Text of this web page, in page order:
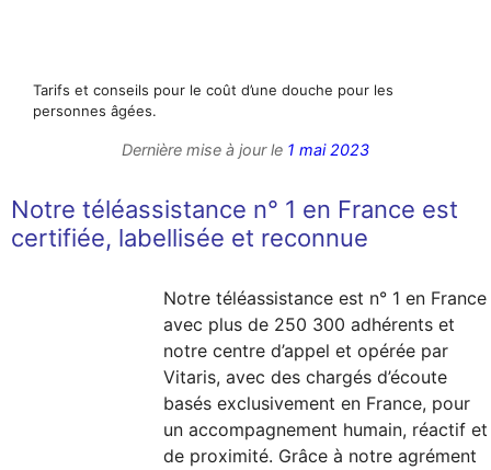
Tarifs et conseils pour le coût d’une douche pour les
personnes âgées.
Dernière mise à jour le 1 mai 2023
Notre téléassistance n° 1 en France est
certifiée, labellisée et reconnue
Notre téléassistance est n° 1 en France
avec plus de 250 300 adhérents et
notre centre d’appel et opérée par
Vitaris, avec des chargés d’écoute
basés exclusivement en France, pour
un accompagnement humain, réactif et
de proximité. Grâce à notre agrément